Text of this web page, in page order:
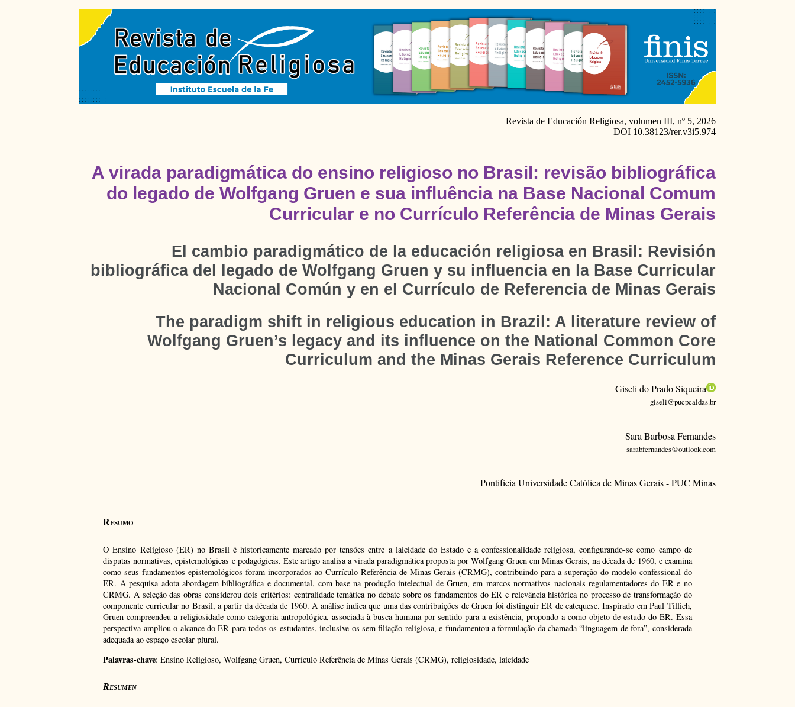
Revista de Educación Religiosa, volumen III, nº 5, 2026
DOI 10.38123/rer.v3i5.974
A virada paradigmática do ensino religioso no Brasil: revisão bibliográfica
do legado de Wolfgang Gruen e sua influência na Base Nacional Comum
Curricular e no Currículo Referência de Minas Gerais
El cambio paradigmático de la educación religiosa en Brasil: Revisión
bibliográfica del legado de Wolfgang Gruen y su influencia en la Base Curricular
Nacional Común y en el Currículo de Referencia de Minas Gerais
The paradigm shift in religious education in Brazil: A literature review of
Wolfgang Gruen’s legacy and its influence on the National Common Core
Curriculum and the Minas Gerais Reference Curriculum
Giseli do Prado Siqueira
giseli@pucpcaldas.br
Sara Barbosa Fernandes
sarabfernandes@outlook.com
Pontifícia Universidade Católica de Minas Gerais - PUC Minas
Resumo
O Ensino Religioso (ER) no Brasil é historicamente marcado por tensões entre a laicidade do Estado e a confessionalidade religiosa, configurando-se como campo de
disputas normativas, epistemológicas e pedagógicas. Este artigo analisa a virada paradigmática proposta por Wolfgang Gruen em Minas Gerais, na década de 1960, e examina
como seus fundamentos epistemológicos foram incorporados ao Currículo Referência de Minas Gerais (CRMG), contribuindo para a superação do modelo confessional do
ER. A pesquisa adota abordagem bibliográfica e documental, com base na produção intelectual de Gruen, em marcos normativos nacionais regulamentadores do ER e no
CRMG. A seleção das obras considerou dois critérios: centralidade temática no debate sobre os fundamentos do ER e relevância histórica no processo de transformação do
componente curricular no Brasil, a partir da década de 1960. A análise indica que uma das contribuições de Gruen foi distinguir ER de catequese. Inspirado em Paul Tillich,
Gruen compreendeu a religiosidade como categoria antropológica, associada à busca humana por sentido para a existência, propondo-a como objeto de estudo do ER. Essa
perspectiva ampliou o alcance do ER para todos os estudantes, inclusive os sem filiação religiosa, e fundamentou a formulação da chamada “linguagem de fora”, considerada
adequada ao espaço escolar plural.
Palavras-chave: Ensino Religioso, Wolfgang Gruen, Currículo Referência de Minas Gerais (CRMG), religiosidade, laicidade
Resumen